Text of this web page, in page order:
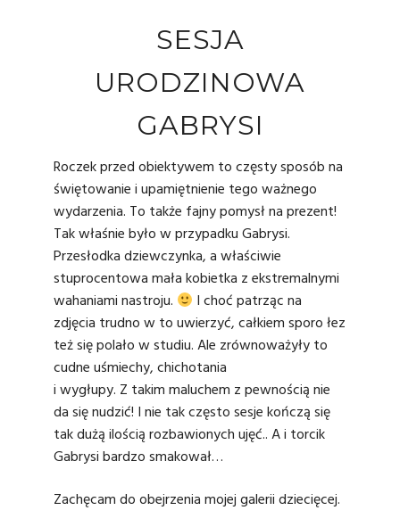
SESJA
URODZINOWA
GABRYSI
Roczek przed obiektywem to częsty sposób na
świętowanie i upamiętnienie tego ważnego
wydarzenia. To także fajny pomysł na prezent!
Tak właśnie było w przypadku Gabrysi.
Przesłodka dziewczynka, a właściwie
stuprocentowa mała kobietka z ekstremalnymi
wahaniami nastroju.
I choć patrząc na
zdjęcia trudno w to uwierzyć, całkiem sporo łez
też się polało w studiu. Ale zrównoważyły to
cudne uśmiechy, chichotania
i wygłupy. Z takim maluchem z pewnością nie
da się nudzić! I nie tak często sesje kończą się
tak dużą ilością rozbawionych ujęć.. A i torcik
Gabrysi bardzo smakował…
Zachęcam do obejrzenia mojejgalerii dziecięcej.